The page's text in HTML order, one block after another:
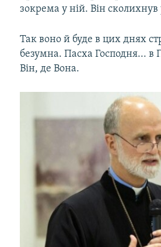
зокрема у ній. Він сколихнув
Так воно й буде в цих днях
безумна. Пасха Господня... в
Він, де Вона.